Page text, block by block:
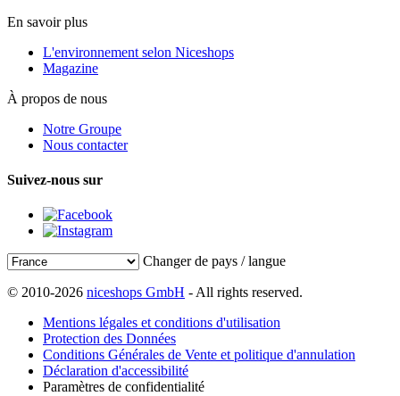
En savoir plus
L'environnement selon Niceshops
Magazine
À propos de nous
Notre Groupe
Nous contacter
Suivez-nous sur
Changer de pays / langue
© 2010-2026 niceshops GmbH - All rights reserved.
Mentions légales et conditions d'utilisation
Protection des Données
Conditions Générales de Vente et politique d'annulation
Déclaration d'accessibilité
Paramètres de confidentialité